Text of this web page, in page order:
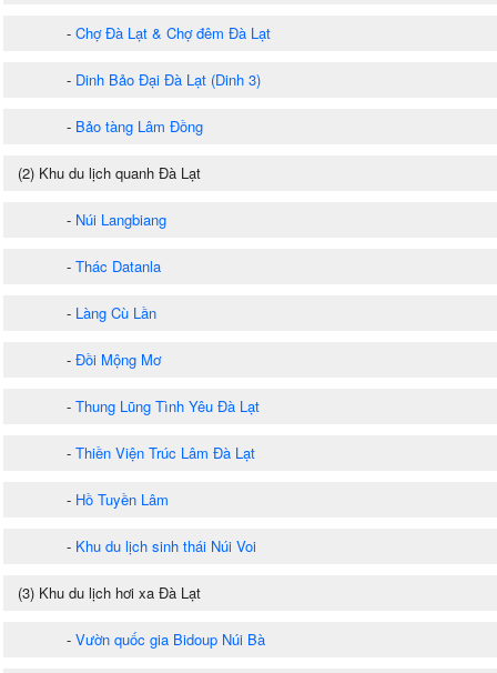
- Chợ Đà Lạt & Chợ đêm Đà Lạt
- Dinh Bảo Đại Đà Lạt (Dinh 3)
- Bảo tàng Lâm Đồng
(2) Khu du lịch quanh Đà Lạt
- Núi Langbiang
- Thác Datanla
- Làng Cù Lần
- Đồi Mộng Mơ
- Thung Lũng Tình Yêu Đà Lạt
- Thiền Viện Trúc Lâm Đà Lạt
- Hồ Tuyền Lâm
- Khu du lịch sinh thái Núi Voi
(3) Khu du lịch hơi xa Đà Lạt
- Vườn quốc gia Bidoup Núi Bà